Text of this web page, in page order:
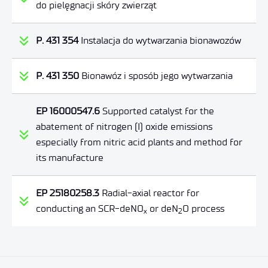
do pielęgnacji skóry zwierząt
P. 431 354Instalacja do wytwarzania bionawozów
P. 431 350 Bionawóz i sposób jego wytwarzania
EP 16000547.6 Supported catalyst for the
abatement of nitrogen (I) oxide emissions
especially from nitric acid plants and method for
its manufacture
EP 25180258.3 Radial-axial reactor for
conducting an SCR-deNOx or deN2O process